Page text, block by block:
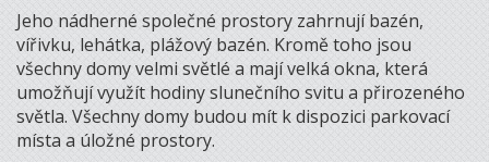
Jeho nádherné společné prostory zahrnují bazén,
vířivku, lehátka, plážový bazén. Kromě toho jsou
všechny domy velmi světlé a mají velká okna, která
umožňují využít hodiny slunečního svitu a přirozeného
světla. Všechny domy budou mít k dispozici parkovací
místa a úložné prostory.